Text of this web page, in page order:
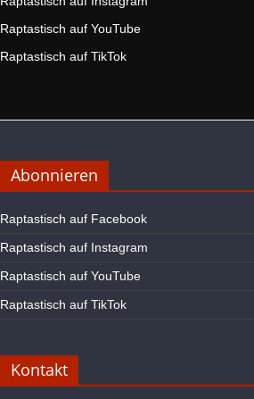
Raptastisch auf YouTube
Raptastisch auf TikTok
Abonnieren
Raptastisch auf Facebook
Raptastisch auf Instagram
Raptastisch auf YouTube
Raptastisch auf TikTok
Kontakt